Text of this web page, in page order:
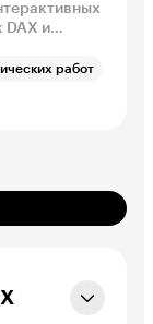
DAX и
на основе
работ